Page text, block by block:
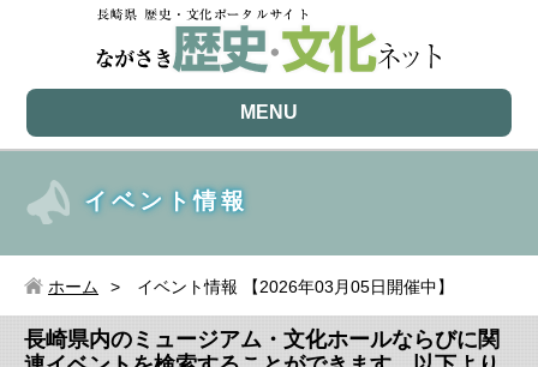
MENU
イベント情報
ホーム イベント情報 【2026年03月05日開催中】
長崎県内のミュージアム・文化ホールならびに関